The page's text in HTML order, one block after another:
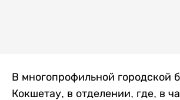
В многопрофильной городской
Кокшетау, в отделении, где, в